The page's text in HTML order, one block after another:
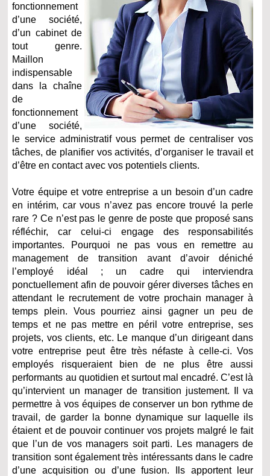
fonctionnement
d’une société,
d’un cabinet de
tout genre.
Maillon
indispensable
dans la chaîne
de
fonctionnement
d’une société,
le service administratif vous permet de centraliser vos
tâches, de planifier vos activités, d’organiser le travail et
d’être en contact avec vos potentiels clients.
Votre équipe et votre entreprise a un besoin d’un cadre
en intérim, car vous n’avez pas encore trouvé la perle
rare ? Ce n’est pas le genre de poste que proposé sans
réfléchir, car celui-ci engage des responsabilités
importantes. Pourquoi ne pas vous en remettre au
management de transition avant d’avoir déniché
l’employé idéal ; un cadre qui interviendra
ponctuellement afin de pouvoir gérer diverses tâches en
attendant le recrutement de votre prochain manager à
temps plein. Vous pourriez ainsi gagner un peu de
temps et ne pas mettre en péril votre entreprise, ses
projets, vos clients, etc. Le manque d’un dirigeant dans
votre entreprise peut être très néfaste à celle-ci. Vos
employés risqueraient bien de ne plus être aussi
performants au quotidien et surtout mal encadré. C’est là
qu’intervient un manager de transition justement. Il va
permettre à vos équipes de conserver un bon rythme de
travail, de garder la bonne dynamique sur laquelle ils
étaient et de pouvoir continuer vos projets malgré le fait
que l’un de vos managers soit parti. Les managers de
transition sont également très intéressants dans le cadre
d’une acquisition ou d’une fusion. Ils apportent leur